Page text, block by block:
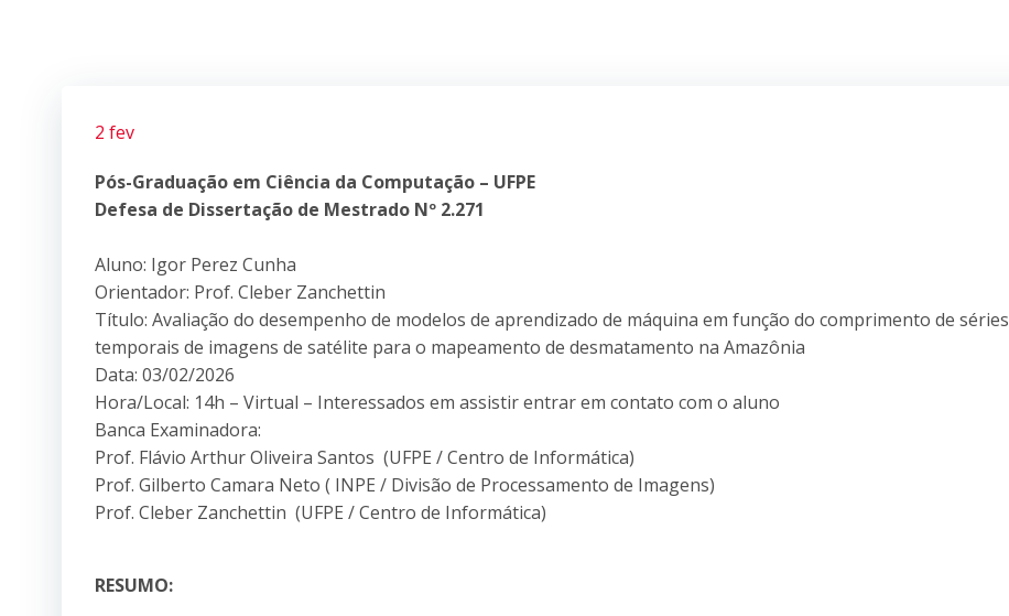
2 fev
Pós-Graduação em Ciência da Computação – UFPE
Defesa de Dissertação de Mestrado Nº 2.271
Aluno: Igor Perez Cunha
Orientador: Prof. Cleber Zanchettin
Título: Avaliação do desempenho de modelos de aprendizado de máquina em função do comprimento de séries
temporais de imagens de satélite para o mapeamento de desmatamento na Amazônia
Data: 03/02/2026
Hora/Local: 14h – Virtual – Interessados em assistir entrar em contato com o aluno
Banca Examinadora:
Prof. Flávio Arthur Oliveira Santos (UFPE / Centro de Informática)
Prof. Gilberto Camara Neto ( INPE / Divisão de Processamento de Imagens)
Prof. Cleber Zanchettin (UFPE / Centro de Informática)
RESUMO: